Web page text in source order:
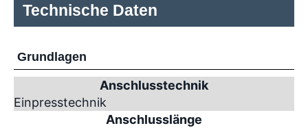
Technische Daten
Grundlagen
Anschlusstechnik
Einpresstechnik
Anschlusslänge